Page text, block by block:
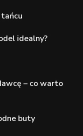
idealny?
– co warto
buty